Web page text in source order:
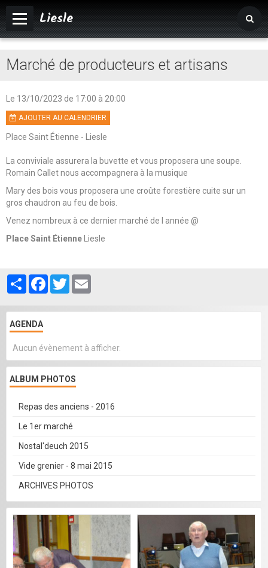
Liesle
Vivre à Liesle
Vie associative
Agenda
Album photos
Marché de producteurs et artisans
Le 13/10/2023 de 17:00 à 20:00
AJOUTER AU CALENDRIER
Place Saint Étienne - Liesle
La conviviale assurera la buvette et vous proposera une soupe.
Romain Callet nous accompagnera à la musique
Mary des bois vous proposera une croûte forestière cuite sur un
gros chaudron au feu de bois.
Venez nombreux à ce dernier marché de l année @
Place Saint Étienne Liesle
PartagerFacebook
Twitter
AGENDA
Aucun évènement à afficher.
ALBUM PHOTOS
Repas des anciens - 2016
Le 1er marché
Nostal'deuch 2015
Vide grenier - 8 mai 2015
ARCHIVES PHOTOS